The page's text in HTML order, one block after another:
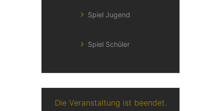
Spiel Jugend
Spiel Schüler
Die Veranstaltung ist beendet.